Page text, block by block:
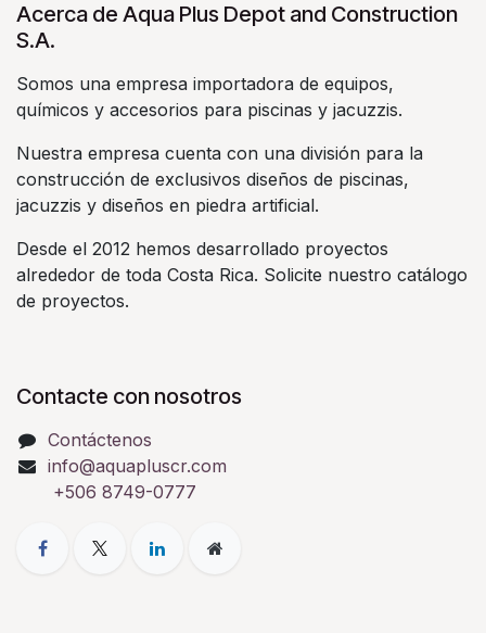
Acerca de Aqua Plus Depot and Construction
S.A.
Somos una empresa importadora de equipos,
químicos y accesorios para piscinas y jacuzzis.
Nuestra empresa cuenta con una división para la
construcción de exclusivos diseños de piscinas,
jacuzzis y diseños en piedra artificial.
Desde el 2012 hemos desarrollado proyectos
alrededor de toda Costa Rica. Solicite nuestro catálogo
de proyectos.
Contacte con nosotros
Contáctenos
info@aquapluscr.com
+506 8749-0777